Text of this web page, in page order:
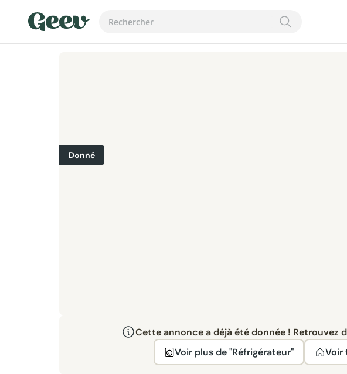
Donné
Cette annonce a déjà été donnée ! Retrouvez
Voir plus de "Réfrigérateur"
Voir